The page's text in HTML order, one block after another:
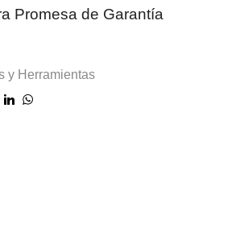
Promesa de Garantía
y Herramientas